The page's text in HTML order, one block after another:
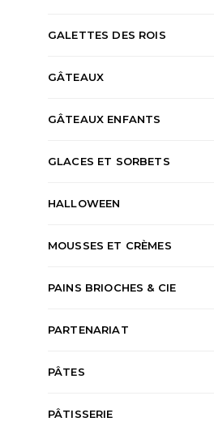
GALETTES DES ROIS
GÂTEAUX
GÂTEAUX ENFANTS
GLACES ET SORBETS
HALLOWEEN
MOUSSES ET CRÈMES
PAINS BRIOCHES & CIE
PARTENARIAT
PÂTES
PÂTISSERIE